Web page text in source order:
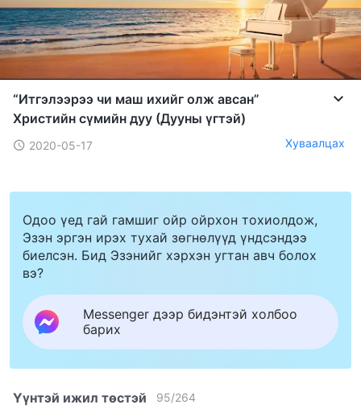
“Итгэлээрээ чи маш ихийг олж авсан”
Христийн сүмийн дуу (Дууны үгтэй)
2020-05-17 Хуваалцах
Одоо үед гай гамшиг ойр ойрхон тохиолдож,
Эзэн эргэн ирэх тухай зөгнөлүүд үндсэндээ
биелсэн. Бид Эзэнийг хэрхэн угтан авч болох
вэ?
Messenger дээр бидэнтэй холбоо
барих
Үүнтэй ижил төстэй 95/264